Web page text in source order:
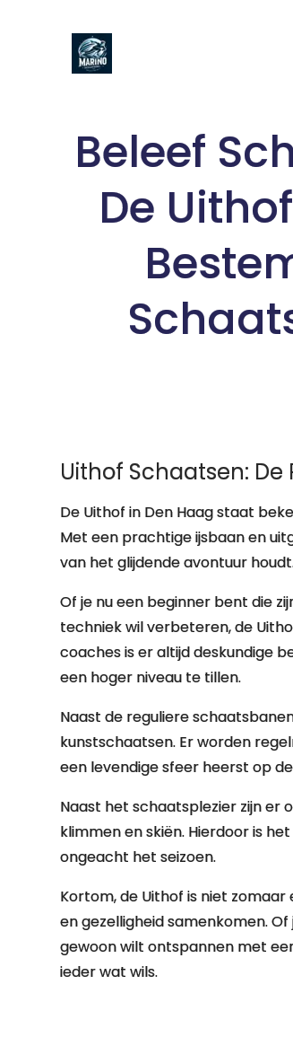
Beleef
De
Uithof Schaatsen:
De Uithof in Den Haag staat
Met een prachtige ijsbaan en
van het glijdende avontuur
Of je nu een beginner bent die
techniek wil verbeteren, de
coaches is er altijd deskundige
een hoger niveau te tillen.
Naast de reguliere
kunstschaatsen. Er worden
een levendige sfeer heerst op
Naast het schaatsplezier zijn er
klimmen en skiën. Hierdoor is
ongeacht het seizoen.
Kortom, de Uithof is niet
en gezelligheid samenkomen.
gewoon wilt ontspannen met
ieder wat wils.